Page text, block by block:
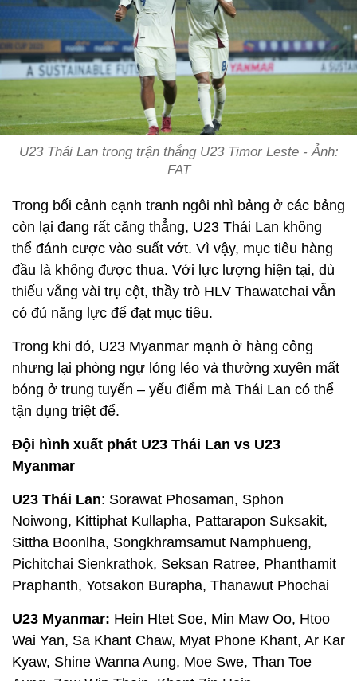
U23 Thái Lan trong trận thắng U23 Timor Leste - Ảnh:
FAT
Trong bối cảnh cạnh tranh ngôi nhì bảng ở các bảng
còn lại đang rất căng thẳng, U23 Thái Lan không
thể đánh cược vào suất vớt. Vì vậy, mục tiêu hàng
đầu là không được thua. Với lực lượng hiện tại, dù
thiếu vắng vài trụ cột, thầy trò HLV Thawatchai vẫn
có đủ năng lực để đạt mục tiêu.
Trong khi đó, U23 Myanmar mạnh ở hàng công
nhưng lại phòng ngự lỏng lẻo và thường xuyên mất
bóng ở trung tuyến – yếu điểm mà Thái Lan có thể
tận dụng triệt để.
Đội hình xuất phát U23 Thái Lan vs U23
Myanmar
U23 Thái Lan: Sorawat Phosaman, Sphon
Noiwong, Kittiphat Kullapha, Pattarapon Suksakit,
Sittha Boonlha, Songkhramsamut Namphueng,
Pichitchai Sienkrathok, Seksan Ratree, Phanthamit
Praphanth, Yotsakon Burapha, Thanawut Phochai
U23 Myanmar: Hein Htet Soe, Min Maw Oo, Htoo
Wai Yan, Sa Khant Chaw, Myat Phone Khant, Ar Kar
Kyaw, Shine Wanna Aung, Moe Swe, Than Toe